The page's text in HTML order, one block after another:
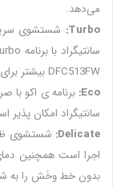
می‌دهد.
Turbo:
DFC513FW بیشتر برای شستشوی روزانه کاربرد دارد.
Eco:
سانتیگراد امکان
Delicate:
بدون خط وخَش را به